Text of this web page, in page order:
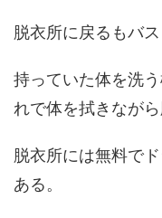
脱衣所に戻るもバス
持っていた体を洗
れで体を拭きながら
脱衣所には無料で
ある。